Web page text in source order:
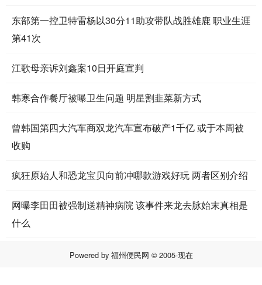
东部第一控卫特雷杨以30分11助攻带队战胜雄鹿 职业生涯
第41次
江歌母亲诉刘鑫案10日开庭宣判
韩寒合作餐厅被曝卫生问题 明星割韭菜新方式
曾韩国第四大汽车商双龙汽车宣布破产1千亿 或于本周被
收购
疯狂原始人和恐龙宝贝向前冲哪款游戏好玩 两者区别介绍
网曝李田田被强制送精神病院 该事件来龙去脉始末真相是
什么
Powered by 福州便民网 © 2005-现在